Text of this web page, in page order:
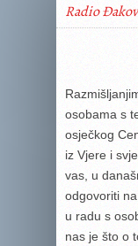
Radio
osobama s
osječkog
iz Vjere i
vas, u
odgovoriti
u radu s
nas je što o